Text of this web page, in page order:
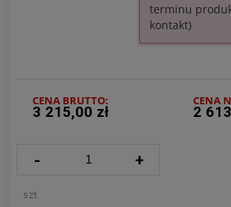
terminu
kontakt)
CENA BRUTTO:
3 215,00 zł
CENA
2
- +
szt.